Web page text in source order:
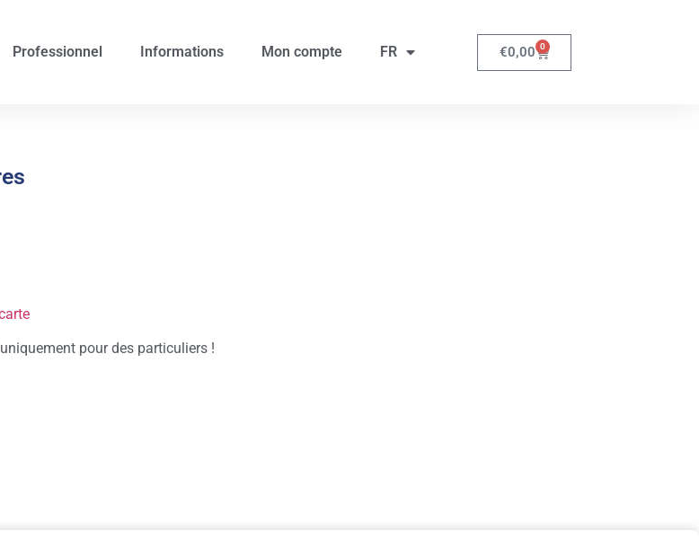
Professionnel Informations Mon compte FR €0,00 0
pour des particuliers !